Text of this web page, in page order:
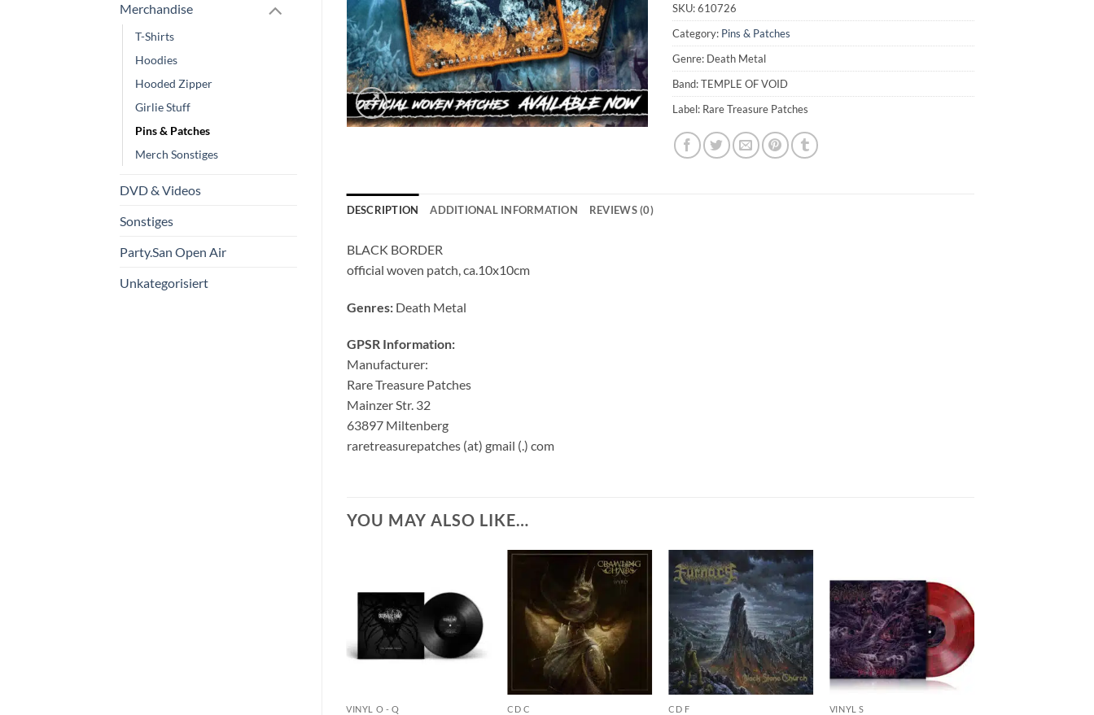
Merchandise
T-Shirts
Hoodies
Hooded Zipper
Girlie Stuff
Pins & Patches
Merch Sonstiges
DVD & Videos
Sonstiges
Party.San Open Air
Unkategorisiert
SKU:610726
Category: Pins & Patches
Genre: Death Metal
Band: TEMPLE OF VOID
Label: Rare Treasure Patches
DESCRIPTION ADDITIONAL INFORMATION REVIEWS (0)
BLACK BORDER
official woven patch, ca.10x10cm
Genres:Death Metal
GPSR Information:
Manufacturer:
Rare Treasure Patches
Mainzer Str. 32
63897 Miltenberg
raretreasurepatches (at) gmail (.) com
YOU MAY ALSO LIKE…
VINYL O - Q CD C CD F VINYL S